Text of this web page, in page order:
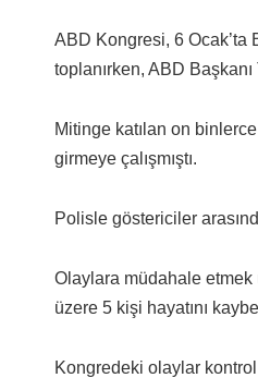
ABD Kongresi, 6 Ocak’ta
toplanırken, ABD
Mitinge katılan on
girmeye çalışmıştı.
Polisle göstericiler
Olaylara müdahale etmek
üzere 5 kişi hayatını
Kongredeki olaylar kontrol